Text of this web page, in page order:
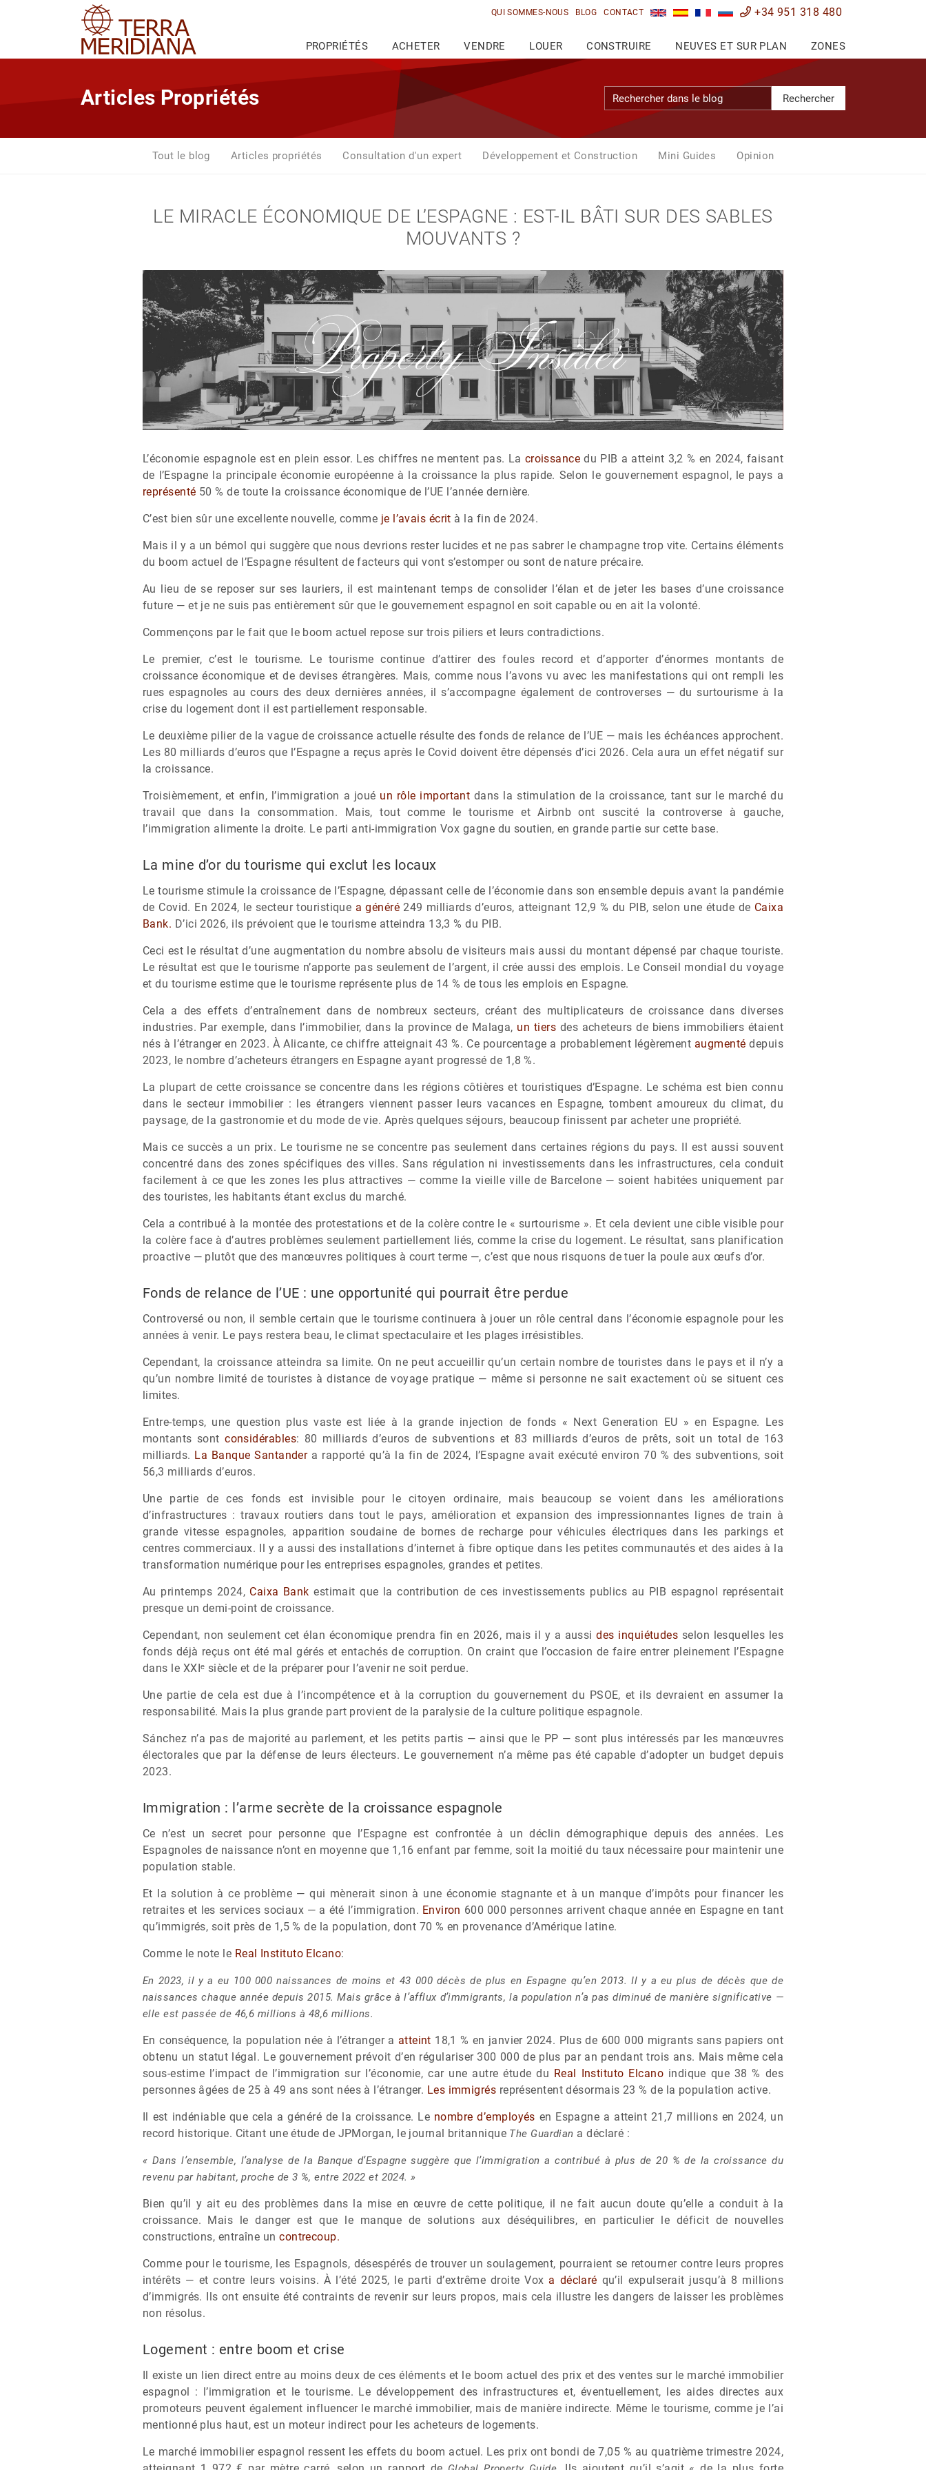
QUI SOMMES-NOUS BLOG CONTACT +34 951 318 480
PROPRIÉTÉS ACHETER VENDRE LOUER CONSTRUIRE NEUVES ET SUR PLAN ZONES
Articles Propriétés Rechercher
Tout le blog Articles propriétés Consultation d'un expert Développement et Construction Mini Guides Opinion
LE MIRACLE ÉCONOMIQUE DE L’ESPAGNE : EST-IL BÂTI SUR DES SABLES
MOUVANTS ?
L’économie espagnole est en plein essor. Les chiffres ne mentent pas. La croissance du PIB a atteint 3,2 % en 2024, faisant
de l’Espagne la principale économie européenne à la croissance la plus rapide. Selon le gouvernement espagnol, le pays a
représenté 50 % de toute la croissance économique de l’UE l’année dernière.
C’est bien sûr une excellente nouvelle, comme je l’avais écrit à la fin de 2024.
Mais il y a un bémol qui suggère que nous devrions rester lucides et ne pas sabrer le champagne trop vite. Certains éléments
du boom actuel de l’Espagne résultent de facteurs qui vont s’estomper ou sont de nature précaire.
Au lieu de se reposer sur ses lauriers, il est maintenant temps de consolider l’élan et de jeter les bases d’une croissance
future — et je ne suis pas entièrement sûr que le gouvernement espagnol en soit capable ou en ait la volonté.
Commençons par le fait que le boom actuel repose sur trois piliers et leurs contradictions.
Le premier, c’est le tourisme. Le tourisme continue d’attirer des foules record et d’apporter d’énormes montants de
croissance économique et de devises étrangères. Mais, comme nous l’avons vu avec les manifestations qui ont rempli les
rues espagnoles au cours des deux dernières années, il s’accompagne également de controverses — du surtourisme à la
crise du logement dont il est partiellement responsable.
Le deuxième pilier de la vague de croissance actuelle résulte des fonds de relance de l’UE — mais les échéances approchent.
Les 80 milliards d’euros que l’Espagne a reçus après le Covid doivent être dépensés d’ici 2026. Cela aura un effet négatif sur
la croissance.
Troisièmement, et enfin, l’immigration a joué un rôle important dans la stimulation de la croissance, tant sur le marché du
travail que dans la consommation. Mais, tout comme le tourisme et Airbnb ont suscité la controverse à gauche,
l’immigration alimente la droite. Le parti anti-immigration Vox gagne du soutien, en grande partie sur cette base.
La mine d’or du tourisme qui exclut les locaux
Le tourisme stimule la croissance de l’Espagne, dépassant celle de l’économie dans son ensemble depuis avant la pandémie
de Covid. En 2024, le secteur touristique a généré 249 milliards d’euros, atteignant 12,9 % du PIB, selon une étude de Caixa
Bank. D’ici 2026, ils prévoient que le tourisme atteindra 13,3 % du PIB.
Ceci est le résultat d’une augmentation du nombre absolu de visiteurs mais aussi du montant dépensé par chaque touriste.
Le résultat est que le tourisme n’apporte pas seulement de l’argent, il crée aussi des emplois. Le Conseil mondial du voyage
et du tourisme estime que le tourisme représente plus de 14 % de tous les emplois en Espagne.
Cela a des effets d’entraînement dans de nombreux secteurs, créant des multiplicateurs de croissance dans diverses
industries. Par exemple, dans l’immobilier, dans la province de Malaga, un tiers des acheteurs de biens immobiliers étaient
nés à l’étranger en 2023. À Alicante, ce chiffre atteignait 43 %. Ce pourcentage a probablement légèrement augmenté depuis
2023, le nombre d’acheteurs étrangers en Espagne ayant progressé de 1,8 %.
La plupart de cette croissance se concentre dans les régions côtières et touristiques d’Espagne. Le schéma est bien connu
dans le secteur immobilier : les étrangers viennent passer leurs vacances en Espagne, tombent amoureux du climat, du
paysage, de la gastronomie et du mode de vie. Après quelques séjours, beaucoup finissent par acheter une propriété.
Mais ce succès a un prix. Le tourisme ne se concentre pas seulement dans certaines régions du pays. Il est aussi souvent
concentré dans des zones spécifiques des villes. Sans régulation ni investissements dans les infrastructures, cela conduit
facilement à ce que les zones les plus attractives — comme la vieille ville de Barcelone — soient habitées uniquement par
des touristes, les habitants étant exclus du marché.
Cela a contribué à la montée des protestations et de la colère contre le « surtourisme ». Et cela devient une cible visible pour
la colère face à d’autres problèmes seulement partiellement liés, comme la crise du logement. Le résultat, sans planification
proactive — plutôt que des manœuvres politiques à court terme —, c’est que nous risquons de tuer la poule aux œufs d’or.
Fonds de relance de l’UE : une opportunité qui pourrait être perdue
Controversé ou non, il semble certain que le tourisme continuera à jouer un rôle central dans l’économie espagnole pour les
années à venir. Le pays restera beau, le climat spectaculaire et les plages irrésistibles.
Cependant, la croissance atteindra sa limite. On ne peut accueillir qu’un certain nombre de touristes dans le pays et il n’y a
qu’un nombre limité de touristes à distance de voyage pratique — même si personne ne sait exactement où se situent ces
limites.
Entre-temps, une question plus vaste est liée à la grande injection de fonds « Next Generation EU » en Espagne. Les
montants sontconsidérables: 80 milliards d’euros de subventions et 83 milliards d’euros de prêts, soit un total de 163
milliards. La Banque Santandera rapporté qu’à la fin de 2024, l’Espagne avait exécuté environ 70 % des subventions, soit
56,3 milliards d’euros.
Une partie de ces fonds est invisible pour le citoyen ordinaire, mais beaucoup se voient dans les améliorations
d’infrastructures : travaux routiers dans tout le pays, amélioration et expansion des impressionnantes lignes de train à
grande vitesse espagnoles, apparition soudaine de bornes de recharge pour véhicules électriques dans les parkings et
centres commerciaux. Il y a aussi des installations d’internet à fibre optique dans les petites communautés et des aides à la
transformation numérique pour les entreprises espagnoles, grandes et petites.
Au printemps 2024, Caixa Bank estimait que la contribution de ces investissements publics au PIB espagnol représentait
presque un demi-point de croissance.
Cependant, non seulement cet élan économique prendra fin en 2026, mais il y a aussides inquiétudes selon lesquelles les
fonds déjà reçus ont été mal gérés et entachés de corruption. On craint que l’occasion de faire entrer pleinement l’Espagne
dans le XXIᵉ siècle et de la préparer pour l’avenir ne soit perdue.
Une partie de cela est due à l’incompétence et à la corruption du gouvernement du PSOE, et ils devraient en assumer la
responsabilité. Mais la plus grande part provient de la paralysie de la culture politique espagnole.
Sánchez n’a pas de majorité au parlement, et les petits partis — ainsi que le PP — sont plus intéressés par les manœuvres
électorales que par la défense de leurs électeurs. Le gouvernement n’a même pas été capable d’adopter un budget depuis
2023.
Immigration : l’arme secrète de la croissance espagnole
Ce n’est un secret pour personne que l’Espagne est confrontée à un déclin démographique depuis des années. Les
Espagnoles de naissance n’ont en moyenne que 1,16 enfant par femme, soit la moitié du taux nécessaire pour maintenir une
population stable.
Et la solution à ce problème — qui mènerait sinon à une économie stagnante et à un manque d’impôts pour financer les
retraites et les services sociaux — a été l’immigration. Environ 600 000 personnes arrivent chaque année en Espagne en tant
qu’immigrés, soit près de 1,5 % de la population, dont 70 % en provenance d’Amérique latine.
Comme le note le Real Instituto Elcano:
En 2023, il y a eu 100 000 naissances de moins et 43 000 décès de plus en Espagne qu’en 2013. Il y a eu plus de décès que de
naissances chaque année depuis 2015. Mais grâce à l’afflux d’immigrants, la population n’a pas diminué de manière significative —
elle est passée de 46,6 millions à 48,6 millions.
En conséquence, la population née à l’étranger a atteint 18,1 % en janvier 2024. Plus de 600 000 migrants sans papiers ont
obtenu un statut légal. Le gouvernement prévoit d’en régulariser 300 000 de plus par an pendant trois ans. Mais même cela
sous-estime l’impact de l’immigration sur l’économie, car une autre étude du Real Instituto Elcano indique que 38 % des
personnes âgées de 25 à 49 ans sont nées à l’étranger. Les immigrés représentent désormais 23 % de la population active.
Il est indéniable que cela a généré de la croissance. Le nombre d’employés en Espagne a atteint 21,7 millions en 2024, un
record historique. Citant une étude de JPMorgan, le journal britannique The Guardian a déclaré :
« Dans l’ensemble, l’analyse de la Banque d’Espagne suggère que l’immigration a contribué à plus de 20 % de la croissance du
revenu par habitant, proche de 3 %, entre 2022 et 2024. »
Bien qu’il y ait eu des problèmes dans la mise en œuvre de cette politique, il ne fait aucun doute qu’elle a conduit à la
croissance. Mais le danger est que le manque de solutions aux déséquilibres, en particulier le déficit de nouvelles
constructions, entraîne uncontrecoup.
Comme pour le tourisme, les Espagnols, désespérés de trouver un soulagement, pourraient se retourner contre leurs propres
intérêts — et contre leurs voisins. À l’été 2025, le parti d’extrême droite Vox a déclaré qu’il expulserait jusqu’à 8 millions
d’immigrés. Ils ont ensuite été contraints de revenir sur leurs propos, mais cela illustre les dangers de laisser les problèmes
non résolus.
Logement : entre boom et crise
Il existe un lien direct entre au moins deux de ces éléments et le boom actuel des prix et des ventes sur le marché immobilier
espagnol : l’immigration et le tourisme. Le développement des infrastructures et, éventuellement, les aides directes aux
promoteurs peuvent également influencer le marché immobilier, mais de manière indirecte. Même le tourisme, comme je l’ai
mentionné plus haut, est un moteur indirect pour les acheteurs de logements.
Le marché immobilier espagnol ressent les effets du boom actuel. Les prix ont bondi de 7,05 % au quatrième trimestre 2024,